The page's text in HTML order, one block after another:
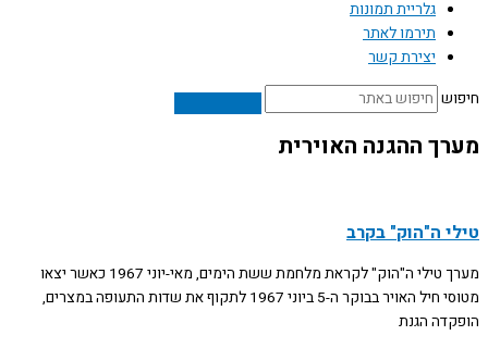
גלריית תמונות
תירמו לאתר
יצירת קשר
חיפוש
מערך ההגנה האוירית
טילי ה"הוק" בקרב
מערך טילי ה"הוק" לקראת מלחמת ששת הימים, מאי-יוני 1967 כאשר יצאו
מטוסי חיל האויר בבוקר ה-5 ביוני 1967 לתקוף את שדות התעופה במצרים,
הופקדה הגנת